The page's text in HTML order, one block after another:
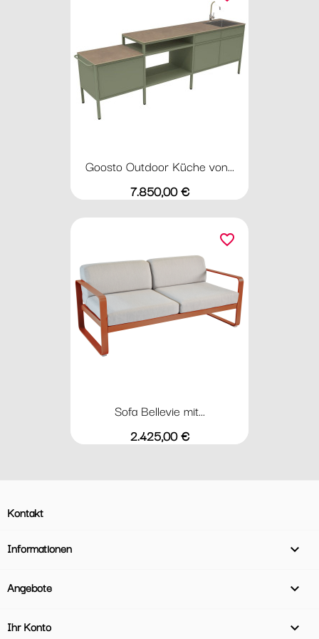
Goosto Outdoor Küche von...
Preis
7.850,00 €
Sofa Bellevie mit...
Preis
2.425,00 €
favorite_border
Kontakt
Informationen 
Angebote 
Ihr Konto 